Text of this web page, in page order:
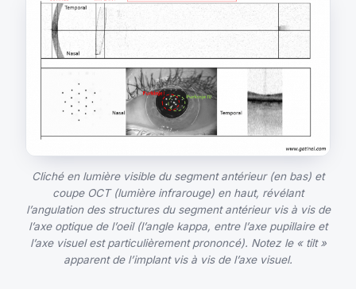
Cliché en lumière visible du segment antérieur (en bas) et
coupe OCT (lumière infrarouge) en haut, révélant
l’angulation des structures du segment antérieur vis à vis de
l’axe optique de l’oeil (l’angle kappa, entre l’axe pupillaire et
l’axe visuel est particulièrement prononcé). Notez le « tilt »
apparent de l’implant vis à vis de l’axe visuel.